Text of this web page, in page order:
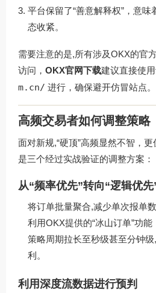
平台保留了“善意解释权”，意
态收紧。
需要注意的是,所有涉及OKX的官
访问， OKX官网下载建议直接使
m.cn/ 进行，确保避开仿冒站点。
高频交易者如何调整策略
面对新规,“硬顶”高频显然不智，
是三个经过实战验证的调整方案：
从“频率优先”转向“逻辑优先
将订单批量聚合,减少单次报单数
利用OKX提供的“冰山订单”功能
策略周期拉长至秒级甚至分钟
利。
利用深度流数据进行预判